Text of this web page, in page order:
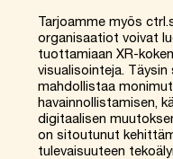
Tarjoamme myös
organisaatiot voivat
tuottamiaan XR-
visualisointeja.
mahdollistaa
havainnollistamisen,
digitaalisen
on sitoutunut
tulevaisuuteen